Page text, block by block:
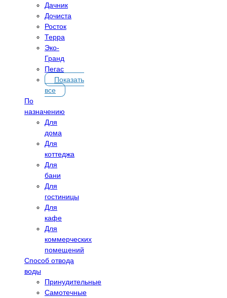
Дачник
Дочиста
Росток
Терра
Эко-
Гранд
Пегас
Показать
все
По
назначению
Для
дома
Для
коттеджа
Для
бани
Для
гостиницы
Для
кафе
Для
коммерческих
помещений
Способ отвода
воды
Принудительные
Самотечные